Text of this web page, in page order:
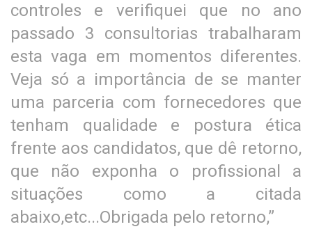
controles e verifiquei que no ano
passado 3 consultorias trabalharam
esta vaga em momentos diferentes.
Veja só a importância de se manter
uma parceria com fornecedores que
tenham qualidade e postura ética
frente aos candidatos, que dê retorno,
que não exponha o profissional a
situações como a citada
abaixo,etc...Obrigada pelo retorno,”